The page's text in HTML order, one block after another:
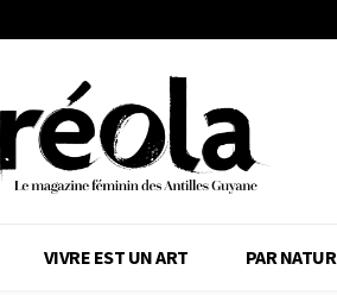
VIVRE EST UN ART PAR